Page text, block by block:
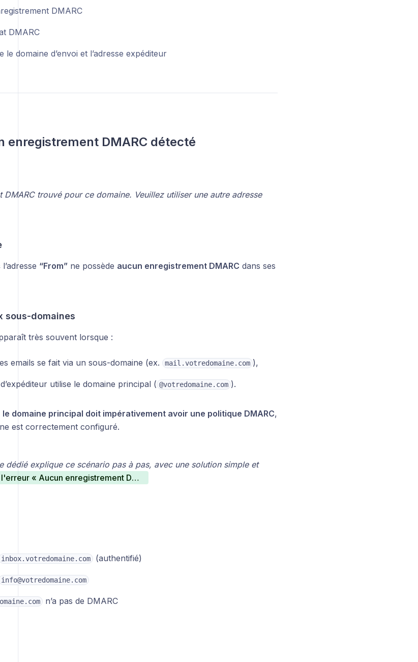
DMARC
DMARC
domaine d’envoi et l’adresse expéditeur
enregistrement DMARC détecté
DMARC trouvé pour ce domaine. Veuillez utiliser une autre adresse
“From”ne possède aucun enregistrement DMARC dans ses
sous-domaines
très souvent lorsque :
emails se fait via un sous-domaine (ex. mail.votredomaine.com ),
utilise le domaine principal ( @votredomaine.com ).
le domaine principal doit impérativement avoir une politique DMARC,
est correctement configuré.
dédié explique ce scénario pas à pas, avec une solution simple et
Régler l'erreur « Aucun enregistrement DMARC n’a été trouvé pour ce domaine »
inbox.votredomaine.com (authentifié)
info@votredomaine.com
n’a pas de DMARC